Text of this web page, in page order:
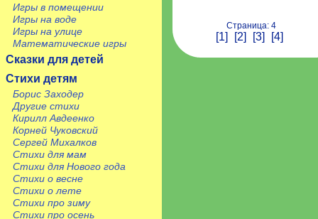
Игры в помещении
Игры на воде
Игры на улице
Математические игры
Сказки для детей
Стихи детям
Борис Заходер
Другие стихи
Кирилл Авдеенко
Корней Чуковский
Сергей Михалков
Стихи для мам
Стихи для Нового года
Стихи о весне
Стихи о лете
Стихи про зиму
Стихи про осень
Страница: 4
[1] [2] [3] [4]